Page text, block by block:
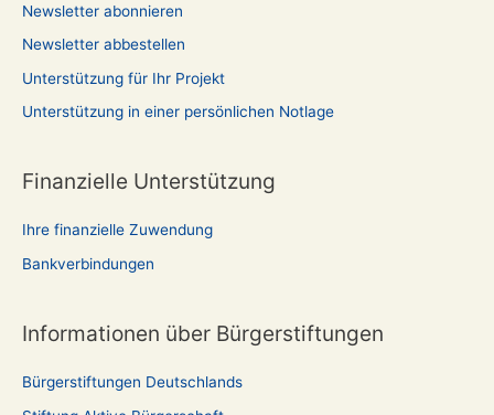
Newsletter abonnieren
Newsletter abbestellen
Unterstützung für Ihr Projekt
Unterstützung in einer persönlichen Notlage
Finanzielle Unterstützung
Ihre finanzielle Zuwendung
Bankverbindungen
Informationen über Bürgerstiftungen
Bürgerstiftungen Deutschlands